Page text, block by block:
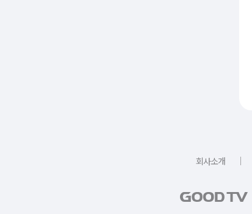
회사소개 ｜